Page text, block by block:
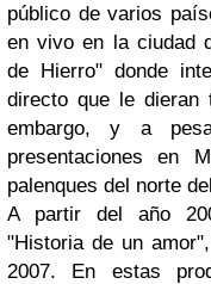
público de varios
en vivo en la ciudad
de Hierro" donde
directo que le dieran
embargo, y a
presentaciones en
palenques del norte
A partir del año
"Historia de un
2007. En estas